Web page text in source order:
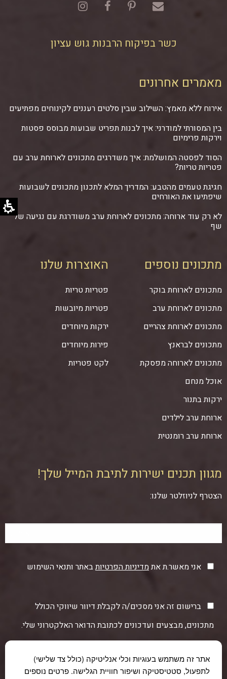
כשר בפיקוח הרבנות גוש עציון
מאמרים אחרונים
אירוח ללא מאמץ: השילוב שבין סלטים רעננים לקינוחים מפתיעים
בין המסורתי למודרני: איך לבנות תפריט שבועות מבוסס פסטות
וירקות פרימיום
הסוד לפסטה המושלמת: איך משדרגים מתכונים לארוחת ערב עם
פטריות טריות?
חגיגת טעמים מהטבע: המדריך המלא לתכנון מתכונים לשבועות
שיפתיעו את האורחים
לא רק עוד ארוחה: מתכונים לארוחת ערב משודרגת עם נגיעה של
שף
מתכונים נוספים
מתכונים לארוחת בוקר
מתכונים לארוחת ערב
מתכונים לארוחת צהריים
מתכונים לבראנץ
מתכונים לארוחה מפסקת
אוכל מנחם
ירקות בתנור
ארוחת ערב לילדים
ארוחת ערב רומנטית
האוצרות שלנו
פטריות טריות
פטריות מיובשות
ירקות מיוחדים
פירות מיוחדים
לקט פטריות
מגוון תכנים ישירות לתיבת המייל שלך!
הצטרף לניוזלטר שלנו:
אני מאשר.ת אתמדיניות הפרטיותבאתר ותנאי השימוש
ברישום זה אני מסכים/ה לקבלת דיוור שיווקי הכולל
מתכונים, מבצעים ועדכונים לכתובת הדואר האלקטרוני שלי.
אתר זה משתמש בעוגיות וכלי אנליטיקה (כולל צד שלישי)
לתפעול, סטטיסטיקה ושיפור חוויית הגלישה. פרטים נוספים